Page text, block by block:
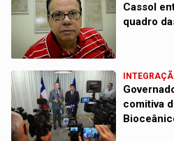
Cassol
quadro
comitiva